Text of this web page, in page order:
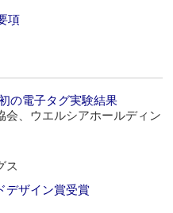
項
の電子タグ実験結果
会、ウエルシアホールディン
ス
デザイン賞受賞